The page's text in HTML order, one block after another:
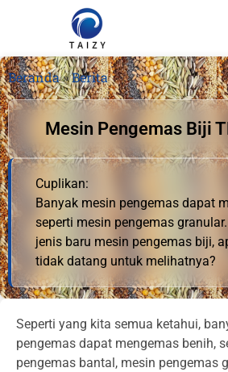
Beranda»Berita
Mesin Pengemas Biji
Cuplikan:
Banyak mesin pengemas dapat
seperti mesin pengemas
jenis baru mesin pengemas biji,
tidak datang untuk melihatnya?
Seperti yang kita semua ketahui,
pengemas dapat mengemas benih,
pengemas bantal, mesin pengemas